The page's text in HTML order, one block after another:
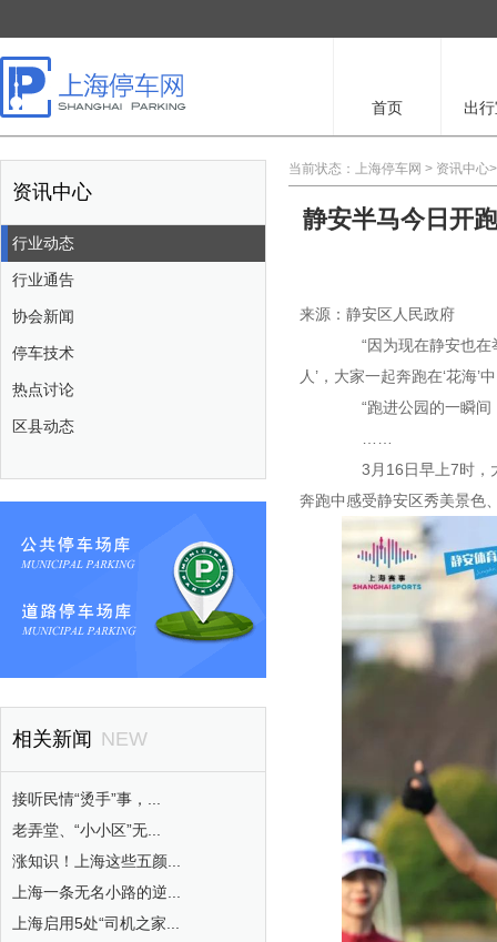
首页 出
资讯中心
行业动态
行业通告
协会新闻
停车技术
热点讨论
区县动态
相关新闻 NEW
接听民情“烫手”事，...
老弄堂、“小小区”无...
涨知识！上海这些五颜...
上海一条无名小路的逆...
上海启用5处“司机之家...
当前状态： 上海停车网 > 资讯中心
静安半马今日开
来源：静安区人民政府
“因为现在静安也在举
人’，大家一起奔跑在‘花海’
“跑进公园的一瞬间
3月16日早上7时，大
奔跑中感受静安区秀美景色